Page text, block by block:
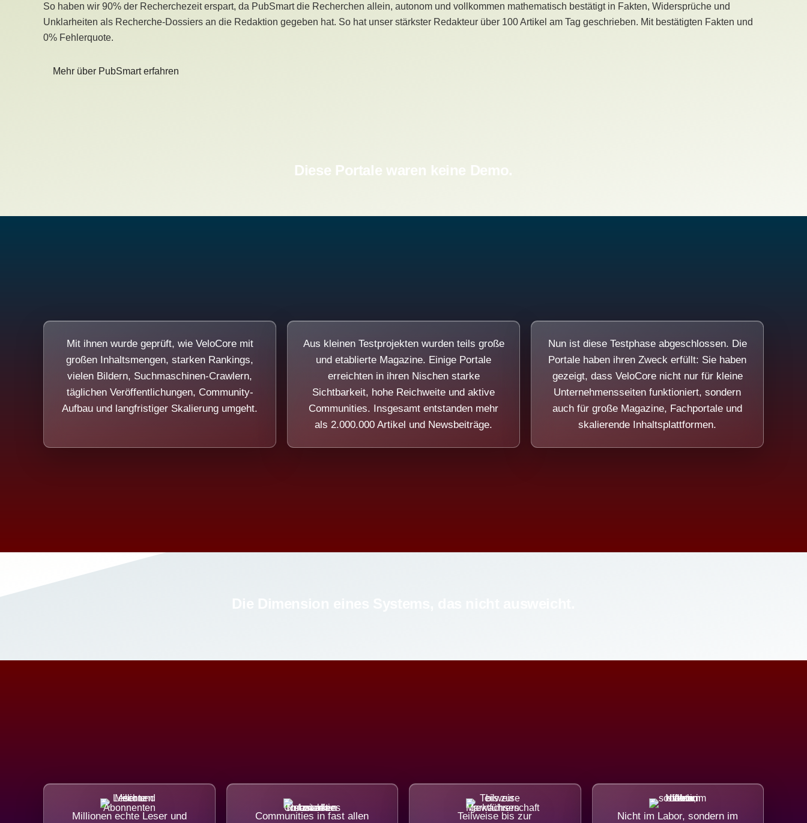
So haben wir 90% der Recherchezeit erspart, da PubSmart die Recherchen allein, autonom und vollkommen mathematisch bestätigt in Fakten, Widersprüche und
Unklarheiten als Recherche-Dossiers an die Redaktion gegeben hat. So hat unser stärkster Redakteur über 100 Artikel am Tag geschrieben. Mit bestätigten Fakten und
0% Fehlerquote.
Mehr über PubSmart erfahren
Diese Portale waren keine Demo.
Mit ihnen wurde geprüft, wie VeloCore mit
großen Inhaltsmengen, starken Rankings,
vielen Bildern, Suchmaschinen-Crawlern,
täglichen Veröffentlichungen, Community-
Aufbau und langfristiger Skalierung umgeht.
Aus kleinen Testprojekten wurden teils große
und etablierte Magazine. Einige Portale
erreichten in ihren Nischen starke
Sichtbarkeit, hohe Reichweite und aktive
Communities. Insgesamt entstanden mehr
als 2.000.000 Artikel und Newsbeiträge.
Nun ist diese Testphase abgeschlossen. Die
Portale haben ihren Zweck erfüllt: Sie haben
gezeigt, dass VeloCore nicht nur für kleine
Unternehmensseiten funktioniert, sondern
auch für große Magazine, Fachportale und
skalierende Inhaltsplattformen.
Millionen echte Leser und
Communities in fast allen
Teilweise bis zur
Nicht im Labor, sondern im